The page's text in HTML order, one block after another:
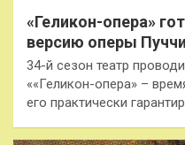
«Геликон-опера»
версию оперы
34-й сезон театр
««Геликон-опера» –
его практически